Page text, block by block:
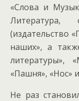
«Слова и
Литература,
(издательство
наших», а
литературы»,
«Пашня», «Нос»
Не раз